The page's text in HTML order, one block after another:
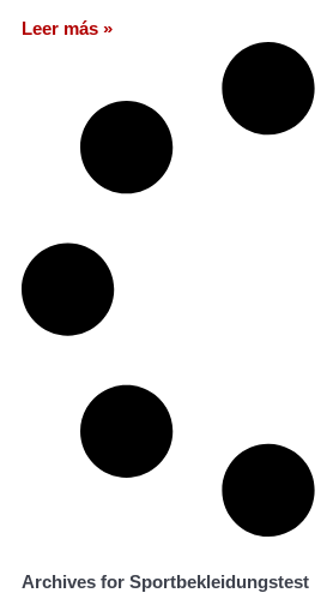
Leer más »
Archives for Sportbekleidungstest